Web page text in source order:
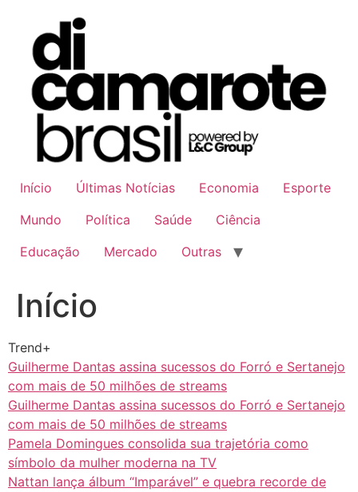
conteúdo
Início Últimas Notícias Economia
Esporte
Mundo
Política Saúde
Ciência
Educação
Mercado Outras
Início
Trend+
Guilherme Dantas assina sucessos do Forró e Sertanejo
com mais de 50 milhões de streams
Guilherme Dantas assina sucessos do Forró e Sertanejo
com mais de 50 milhões de streams
Pamela Domingues consolida sua trajetória como
símbolo da mulher moderna na TV
Nattan lança álbum “Imparável” e quebra recorde de